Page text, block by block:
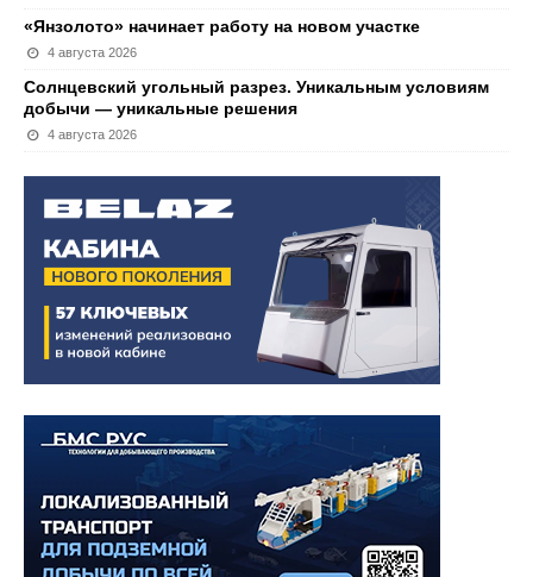
«Янзолото» начинает работу на новом участке
4 августа 2026
Солнцевский угольный разрез. Уникальным условиям
добычи — уникальные решения
4 августа 2026